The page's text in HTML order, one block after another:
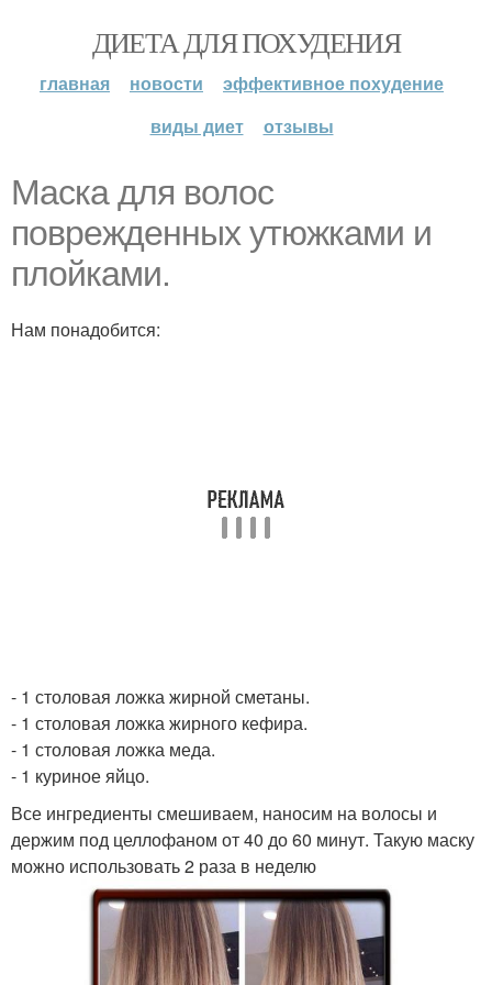
ДИЕТА ДЛЯ ПОХУДЕНИЯ
главная новости
эффективное похудение
виды диет
отзывы
Маска для волос
поврежденных утюжками и
плойками.
Нам понадобится:
- 1 столовая ложка жирной сметаны.
- 1 столовая ложка жирного кефира.
- 1 столовая ложка меда.
- 1 куриное яйцо.
Все ингредиенты смешиваем, наносим на волосы и
держим под целлофаном от 40 до 60 минут. Такую маску
можно использовать 2 раза в неделю